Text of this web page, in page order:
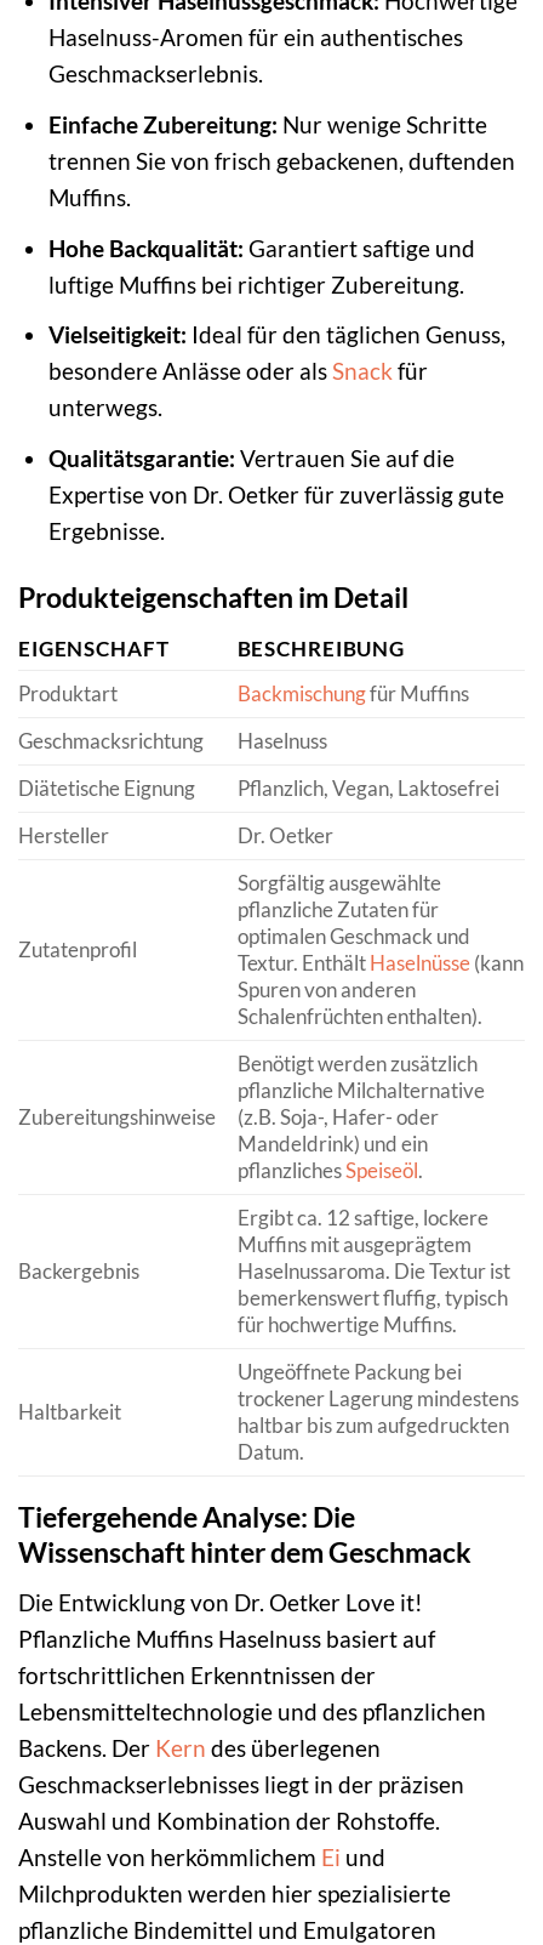
Haselnuss-Aromen für ein authentisches
Geschmackserlebnis.
Einfache Zubereitung: Nur wenige Schritte
trennen Sie von frisch gebackenen, duftenden
Muffins.
Hohe Backqualität: Garantiert saftige und
luftige Muffins bei richtiger Zubereitung.
Vielseitigkeit: Ideal für den täglichen Genuss,
besondere Anlässe oder alsSnack für
unterwegs.
Qualitätsgarantie: Vertrauen Sie auf die
Expertise von Dr. Oetker für zuverlässig gute
Ergebnisse.
Produkteigenschaften im Detail
EIGENSCHAFT
BESCHREIBUNG
Produktart
Backmischungfür Muffins
Geschmacksrichtung
Haselnuss
Diätetische Eignung
Pflanzlich, Vegan, Laktosefrei
Hersteller
Dr. Oetker
Zutatenprofil
Sorgfältig ausgewählte
pflanzliche Zutaten für
optimalen Geschmack und
Textur. EnthältHaselnüsse(kann
Spuren von anderen
Schalenfrüchten enthalten).
Zubereitungshinweise
Benötigt werden zusätzlich
pflanzliche Milchalternative
(z.B. Soja-, Hafer- oder
Mandeldrink) und ein
pflanzlichesSpeiseöl.
Backergebnis
Ergibt ca. 12 saftige, lockere
Muffins mit ausgeprägtem
Haselnussaroma. Die Textur ist
bemerkenswert fluffig, typisch
für hochwertige Muffins.
Haltbarkeit
Ungeöffnete Packung bei
trockener Lagerung mindestens
haltbar bis zum aufgedruckten
Datum.
Tiefergehende Analyse: Die
Wissenschaft hinter dem Geschmack
Die Entwicklung von Dr. Oetker Love it!
Pflanzliche Muffins Haselnuss basiert auf
fortschrittlichen Erkenntnissen der
Lebensmitteltechnologie und des pflanzlichen
Backens. Der Kern des überlegenen
Geschmackserlebnisses liegt in der präzisen
Auswahl und Kombination der Rohstoffe.
Anstelle von herkömmlichem Ei und
Milchprodukten werden hier spezialisierte
pflanzliche Bindemittel und Emulgatoren